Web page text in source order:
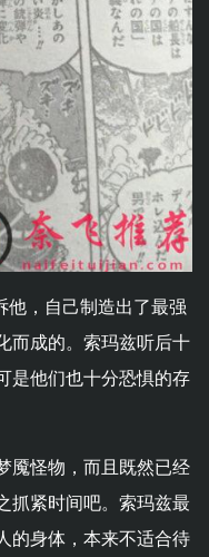
他，自己制造出了最强
而成的。索玛兹听后十
是他们也十分恐惧的存
魇怪物，而且既然已经
抓紧时间吧。索玛兹最
的身体，本来不适合待